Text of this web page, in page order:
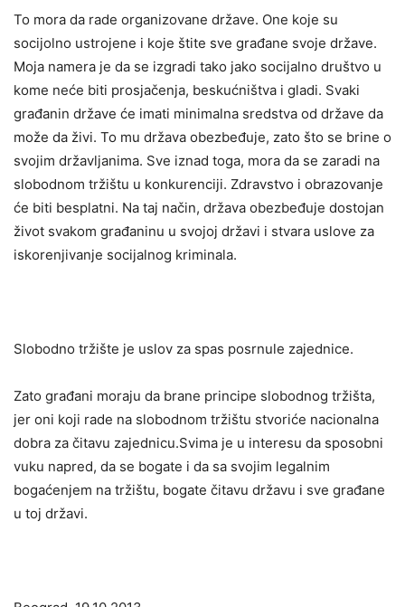
To mora da rade organizovane države. One koje su
socijolno ustrojene i koje štite sve građane svoje države.
Moja namera je da se izgradi tako jako socijalno društvo u
kome neće biti prosjačenja, beskućništva i gladi. Svaki
građanin države će imati minimalna sredstva od države da
može da živi. To mu država obezbeđuje, zato što se brine o
svojim državljanima. Sve iznad toga, mora da se zaradi na
slobodnom tržištu u konkurenciji. Zdravstvo i obrazovanje
će biti besplatni. Na taj način, država obezbeđuje dostojan
život svakom građaninu u svojoj državi i stvara uslove za
iskorenjivanje socijalnog kriminala.
Slobodno tržište je uslov za spas posrnule zajednice.
Zato građani moraju da brane principe slobodnog tržišta,
jer oni koji rade na slobodnom tržištu stvoriće nacionalna
dobra za čitavu zajednicu.Svima je u interesu da sposobni
vuku napred, da se bogate i da sa svojim legalnim
bogaćenjem na tržištu, bogate čitavu državu i sve građane
u toj državi.